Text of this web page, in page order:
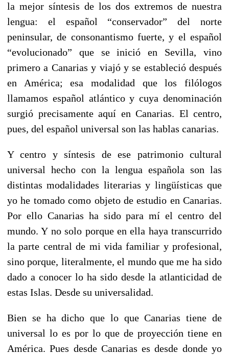
la mejor síntesis de los dos extremos de nuestra
lengua: el español “conservador” del norte
peninsular, de consonantismo fuerte, y el español
“evolucionado” que se inició en Sevilla, vino
primero a Canarias y viajó y se estableció después
en América; esa modalidad que los filólogos
llamamos español atlántico y cuya denominación
surgió precisamente aquí en Canarias. El centro,
pues, del español universal son las hablas canarias.
Y centro y síntesis de ese patrimonio cultural
universal hecho con la lengua española son las
distintas modalidades literarias y lingüísticas que
yo he tomado como objeto de estudio en Canarias.
Por ello Canarias ha sido para mí el centro del
mundo. Y no solo porque en ella haya transcurrido
la parte central de mi vida familiar y profesional,
sino porque, literalmente, el mundo que me ha sido
dado a conocer lo ha sido desde la atlanticidad de
estas Islas. Desde su universalidad.
Bien se ha dicho que lo que Canarias tiene de
universal lo es por lo que de proyección tiene en
América. Pues desde Canarias es desde donde yo